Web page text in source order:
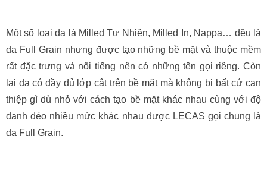
Một số loại da là Milled Tự Nhiên, Milled In, Nappa… đều là
da Full Grain nhưng được tạo những bề mặt và thuộc mềm
rất đặc trưng và nổi tiếng nên có những tên gọi riêng. Còn
lại da có đầy đủ lớp cật trên bề mặt mà không bị bất cứ can
thiệp gì dù nhỏ với cách tạo bề mặt khác nhau cùng với độ
đanh dẻo nhiều mức khác nhau được LECAS gọi chung là
da Full Grain.